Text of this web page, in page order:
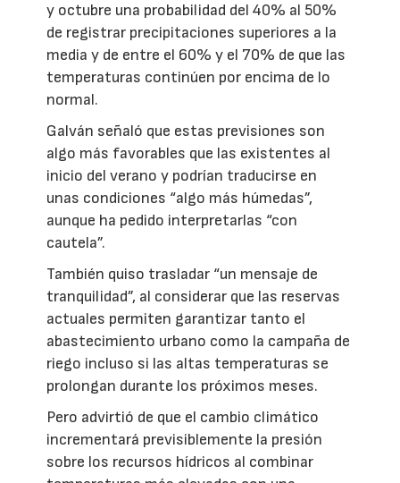
y octubre una probabilidad del 40% al 50%
de registrar precipitaciones superiores a la
media y de entre el 60% y el 70% de que las
temperaturas continúen por encima de lo
normal.
Galván señaló que estas previsiones son
algo más favorables que las existentes al
inicio del verano y podrían traducirse en
unas condiciones “algo más húmedas”,
aunque ha pedido interpretarlas “con
cautela”.
También quiso trasladar “un mensaje de
tranquilidad”, al considerar que las reservas
actuales permiten garantizar tanto el
abastecimiento urbano como la campaña de
riego incluso si las altas temperaturas se
prolongan durante los próximos meses.
Pero advirtió de que el cambio climático
incrementará previsiblemente la presión
sobre los recursos hídricos al combinar